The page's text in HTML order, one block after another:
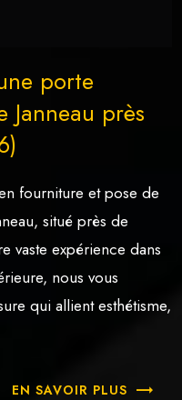
porte
Janneau près
fourniture et pose de
situé près de
vaste expérience dans
nous vous
qui allient esthétisme,
EN SAVOIR PLUS